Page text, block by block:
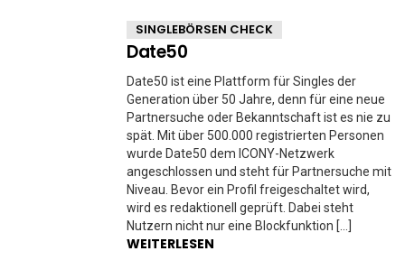
SINGLEBÖRSEN CHECK
Date50
Date50 ist eine Plattform für Singles der
Generation über 50 Jahre, denn für eine neue
Partnersuche oder Bekanntschaft ist es nie zu
spät. Mit über 500.000 registrierten Personen
wurde Date50 dem ICONY-Netzwerk
angeschlossen und steht für Partnersuche mit
Niveau. Bevor ein Profil freigeschaltet wird,
wird es redaktionell geprüft. Dabei steht
Nutzern nicht nur eine Blockfunktion […]
WEITERLESEN